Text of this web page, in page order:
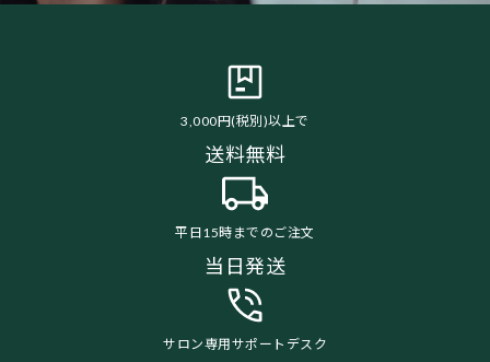
3,000円(税別)以上で
送料無料
平日15時までのご注文
当日発送
サロン専用サポートデスク